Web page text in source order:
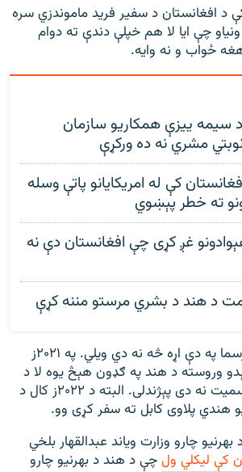
د افغانستان د سفیر فرید‌ ماموندزي سره
چې ایا لا هم خپلې دندې ته دوام
ځواب و نه وایه‌.
سيمه ييزې همکاريو سازمان
مشري نه ده ورکړې
کې له امریکایانو پاتې وسله
ته خطر پېښوي
غږ کړی چې افغانستان دې نه
د هند د بشري مرستو مننه کړې
د هند حکومت هم رسما په دې اړه څه نه‌ دي ويلي‌. په ۲۰۲۱ز
وروسته د هند په ګډون هېڅ يوه لا د
طالبانو حکومت په رسميت نه دی پېژندلی. البته د ۲۰۲۲ز کال د
هندي پلاوی کابل ته سفر کړی وو.
چارو وزارت ویاند عبدالقهار بلخي
کې لیکلي ولچې د هند د بهرنیو چارو